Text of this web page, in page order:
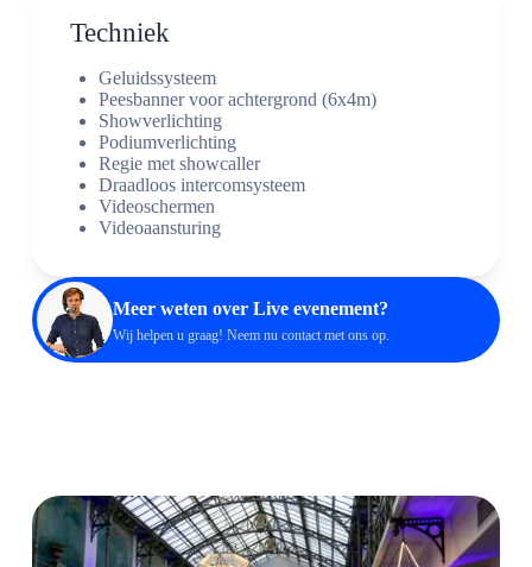
Techniek
Geluidssysteem
Peesbanner voor achtergrond (6x4m)
Showverlichting
Podiumverlichting
Regie met showcaller
Draadloos intercomsysteem
Videoschermen
Videoaansturing
Meer weten over Live evenement?
Wij helpen u graag! Neem nu contactmet ons op.